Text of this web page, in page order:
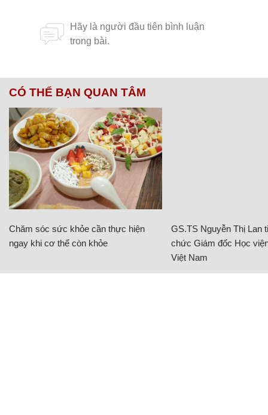
CÓ THỂ BẠN QUAN TÂM
Chăm sóc sức khỏe cần thực hiện
ngay khi cơ thể còn khỏe
GS.TS Nguyễn Thị Lan
chức Giám đốc Học
Việt Nam